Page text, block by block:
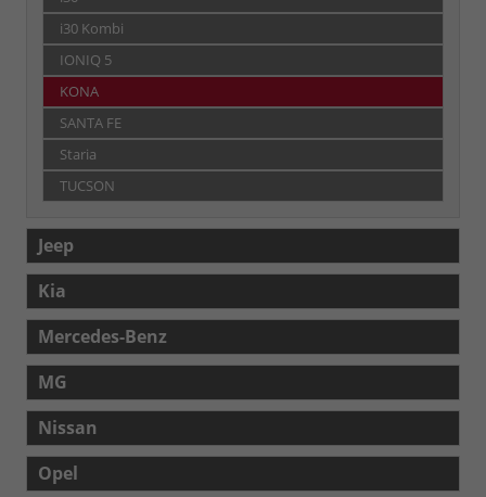
i30 Kombi
IONIQ 5
KONA
SANTA FE
Staria
TUCSON
Jeep
Kia
Mercedes-Benz
MG
Nissan
Opel